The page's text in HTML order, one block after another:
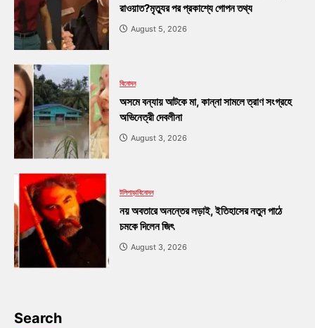
রাওয়াত?মৃত্যুর পর প্রকাশ্যে গোপন তথ্য
August 5, 2026
বিনোদন
অসমে বন্যায় আটকে মা, কান্না সামলে ত্রাণ সংগ্রহে
অভিনেত্রী দেবলীনা
August 3, 2026
টলিপাড়াবিনোদন
নয় অবতারে অনন্তের লড়াই, ইতিহাসের নতুন পাঠে
চমকে দিলেন জিৎ
August 3, 2026
Search